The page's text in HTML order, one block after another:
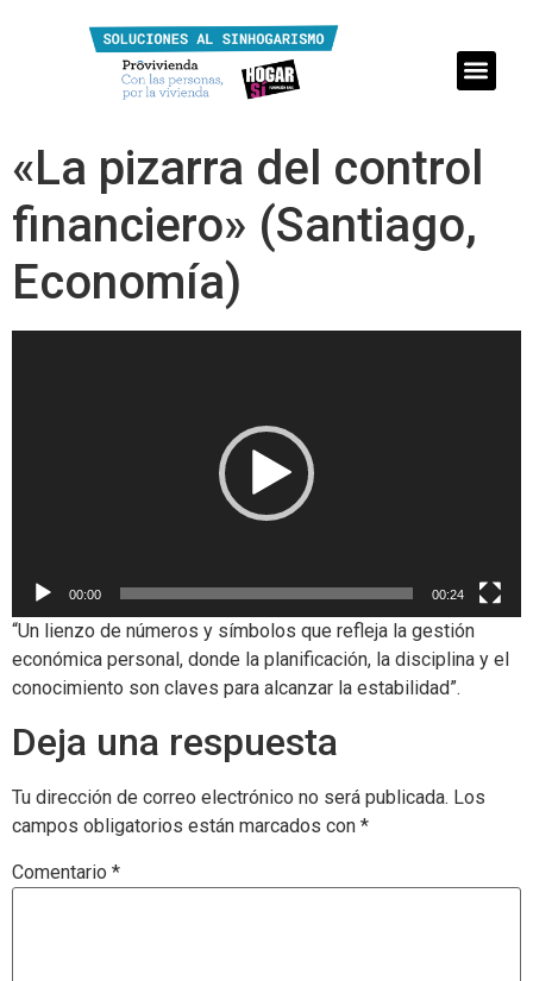
«La pizarra del control
financiero» (Santiago,
Economía)
00:00 00:24
“Un lienzo de números y símbolos que refleja la gestión
económica personal, donde la planificación, la disciplina y el
conocimiento son claves para alcanzar la estabilidad”.
Deja una respuesta
Tu dirección de correo electrónico no será publicada. Los
campos obligatorios están marcados con *
Comentario *